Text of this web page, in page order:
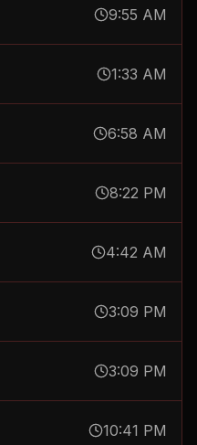
9:55 AM
1:33 AM
6:58 AM
8:22 PM
4:42 AM
3:09 PM
3:09 PM
10:41 PM